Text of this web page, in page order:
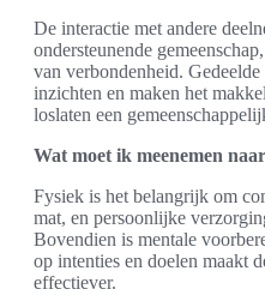
De interactie met andere
ondersteunende
van verbondenheid.
inzichten en maken het
loslaten een
Wat moet ik meenemen
Fysiek is het belangrijk om
mat, en persoonlijke
Bovendien is mentale
op intenties en doelen maakt
effectiever.